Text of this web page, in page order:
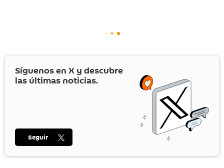
Síguenos en X y descubre
las últimas noticias.
Seguir